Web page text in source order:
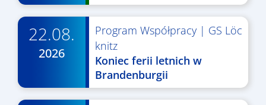
22.08.
2026
Program Współpracy| GS Löc
knitz
Koniec ferii letnich w
Brandenburgii